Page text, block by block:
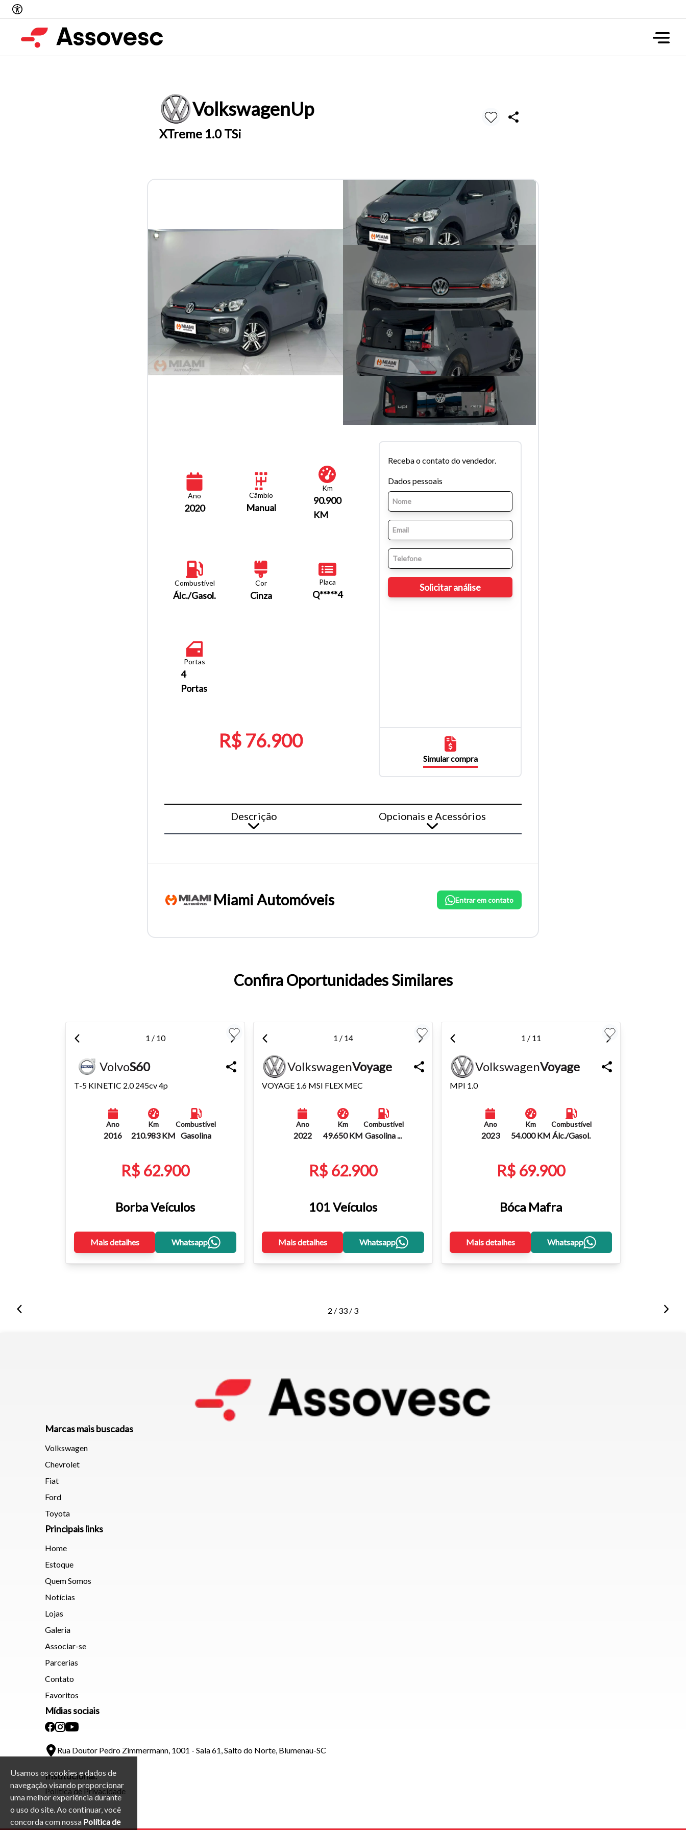
Usamos os cookies e dados de
navegação visando proporcionar
uma melhor experiência durante
o uso do site. Ao continuar, você
concorda com nossa Política de
Tamanho do texto
Para aumentar ou diminuir a fonte em nosso site, utilize os atalhos Ctrl+ (para
VolkswagenUp
XTreme 1.0 TSi
Ano
2020
Câmbio
Manual
Km
90.900
KM
Combustível
Álc./Gasol.
Cor
Cinza
Placa
Q*****4
Portas
4
Portas
R$ 76.900
Receba o contato do vendedor.
Dados pessoais
Simular compra
Descrição Opcionais e Acessórios
Miami Automóveis Entrar em contato
Confira Oportunidades Similares
1 / 10
VolvoS60
T-5 KINETIC 2.0 245cv 4p
Ano
2016
Km
210.983 KM
Combustível
Gasolina
R$ 62.900
Borba Veículos
Mais detalhes Whatsapp
1 / 14
VolkswagenVoyage
VOYAGE 1.6 MSI FLEX MEC
Ano
2022
Km
49.650 KM
Combustível
Gasolina ...
R$ 62.900
101 Veículos
Mais detalhes Whatsapp
1 / 11
VolkswagenVoyage
MPI 1.0
Ano
2023
Km
54.000 KM
Combustível
Álc./Gasol.
R$ 69.900
Bóca Mafra
Mais detalhes Whatsapp
2 / 33 / 3
Marcas mais buscadas
Volkswagen
Chevrolet
Fiat
Ford
Toyota
Principais links
Home
Estoque
Quem Somos
Notícias
Lojas
Galeria
Associar-se
Parcerias
Contato
Favoritos
Mídias sociais
Rua Doutor Pedro Zimmermann, 1001 - Sala 61, Salto do Norte, Blumenau-SC
Institucional:
Política de Privacidade